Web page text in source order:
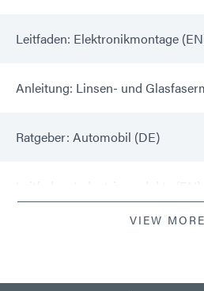
Leitfaden: Elektronikmontage
Anleitung: Linsen- und
Ratgeber: Automobil (DE)
VIEW MORE